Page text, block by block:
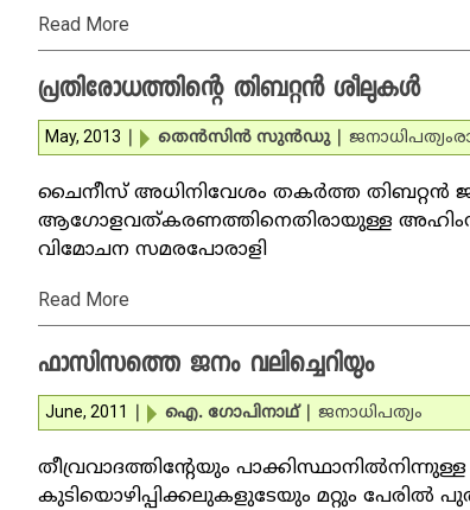
Read More
പ്രതിരോധത്തിന്റെ തിബറ്റന്‍ ശീലുകള്‍
May, 2013 തെന്‍സിന്‍ സുന്‍ഡു ജനാധിപത്യം
ചൈനീസ് അധിനിവേശം തകര്‍ത്ത തിബറ്റന്‍
ആഗോളവത്കരണത്തിനെതിരായുള്ള
വിമോചന സമരപോരാളി
Read More
ഫാസിസത്തെ ജനം വലിച്ചെറിയും
June, 2011 ഐ. ഗോപിനാഥ്‌ ജനാധിപത്യം
തീവ്രവാദത്തിന്റേയും
കുടിയൊഴിപ്പിക്കലുകളുടേയും മറ്റും